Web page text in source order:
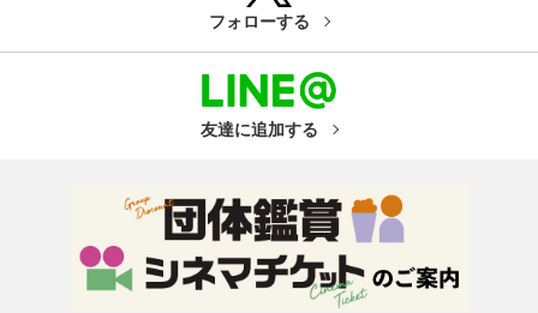
フォローする
友達に追加する